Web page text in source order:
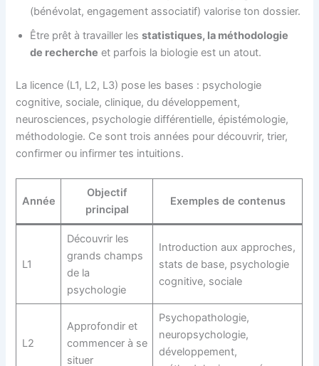
(bénévolat, engagement associatif) valorise ton dossier.
Être prêt à travailler lesstatistiques, la méthodologie
de recherche et parfois la biologie est un atout.
La licence (L1, L2, L3) pose les bases : psychologie
cognitive, sociale, clinique, du développement,
neurosciences, psychologie différentielle, épistémologie,
méthodologie. Ce sont trois années pour découvrir, trier,
confirmer ou infirmer tes intuitions.
Année
Objectif
principal
Exemples de contenus
L1
Découvrir les
grands champs
de la
psychologie
Introduction aux approches,
stats de base, psychologie
cognitive, sociale
L2
Approfondir et
commencer à se
situer
Psychopathologie,
neuropsychologie,
développement,